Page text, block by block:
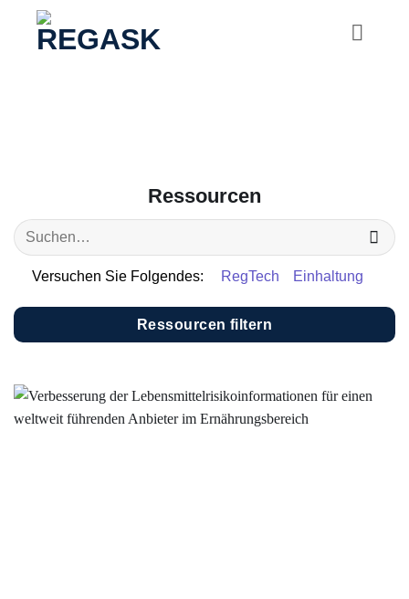
Ressourcen
Versuchen Sie Folgendes: RegTech Einhaltung
Ressourcen filtern